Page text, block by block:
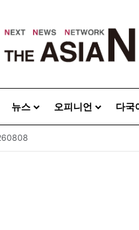
뉴스 오피니언 다국
? 탑골공원 술자리보다 못한 정치